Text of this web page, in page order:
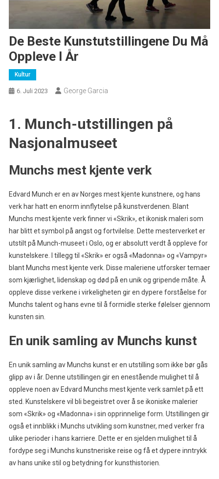
De Beste Kunstutstillingene Du Må
Oppleve I År
Kultur
6. Juli 2023 George Garcia
1. Munch-utstillingen på
Nasjonalmuseet
Munchs mest kjente verk
Edvard Munch er en av Norges mest kjente kunstnere, og hans
verk har hatt en enorm innflytelse på kunstverdenen. Blant
Munchs mest kjente verk finner vi «Skrik», et ikonisk maleri som
har blitt et symbol på angst og fortvilelse. Dette mesterverket er
utstilt på Munch-museet i Oslo, og er absolutt verdt å oppleve for
kunstelskere. I tillegg til «Skrik» er også «Madonna» og «Vampyr»
blant Munchs mest kjente verk. Disse maleriene utforsker temaer
som kjærlighet, lidenskap og død på en unik og gripende måte. Å
oppleve disse verkene i virkeligheten gir en dypere forståelse for
Munchs talent og hans evne til å formidle sterke følelser gjennom
kunsten sin.
En unik samling av Munchs kunst
En unik samling av Munchs kunst er en utstilling som ikke bør gås
glipp av i år. Denne utstillingen gir en enestående mulighet til å
oppleve noen av Edvard Munchs mest kjente verk samlet på ett
sted. Kunstelskere vil bli begeistret over å se ikoniske malerier
som «Skrik» og «Madonna» i sin opprinnelige form. Utstillingen gir
også et innblikk i Munchs utvikling som kunstner, med verker fra
ulike perioder i hans karriere. Dette er en sjelden mulighet til å
fordype seg i Munchs kunstneriske reise og få et dypere inntrykk
av hans unike stil og betydning for kunsthistorien.